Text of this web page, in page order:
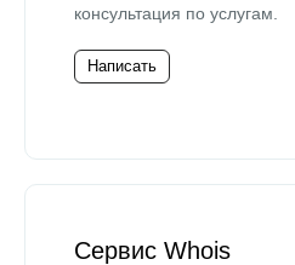
консультация по услугам.
Написать
Сервис Whois